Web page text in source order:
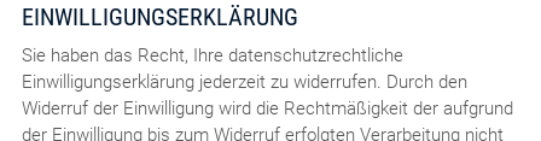
EINWILLIGUNGSERKLÄRUNG
Sie haben das Recht, Ihre datenschutzrechtliche
Einwilligungserklärung jederzeit zu widerrufen. Durch den
Widerruf der Einwilligung wird die Rechtmäßigkeit der aufgrund
der Einwilligung bis zum Widerruf erfolgten Verarbeitung nicht